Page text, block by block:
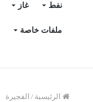
نفط غاز
ملفات خاصة
الرئيسية / الفجيرة